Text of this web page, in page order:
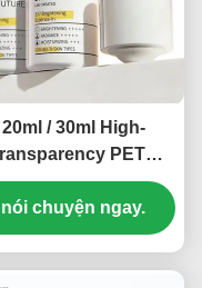
20ml / 30ml High-
PETG
Wall Leak-Proof
Bottle ((MC-
616)
nói chuyện ngay.